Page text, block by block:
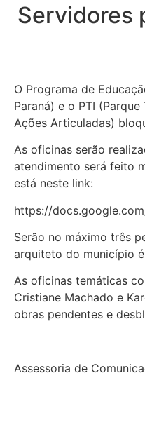
Servidores
O Programa de
Paraná) e o PTI
Ações Articuladas)
As oficinas serão
atendimento será feito
está neste link:
https://
Serão no máximo três
arquiteto do município
As oficinas temáticas
Cristiane Machado e
obras pendentes e
Assessoria de